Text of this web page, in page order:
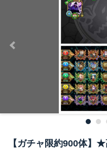
【ガチャ限約900体】